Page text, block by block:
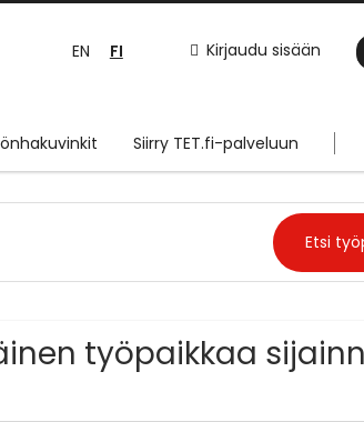
Kirjaudu sisään
EN FI
Siirry TET.fi-palveluun
työpaikkaa